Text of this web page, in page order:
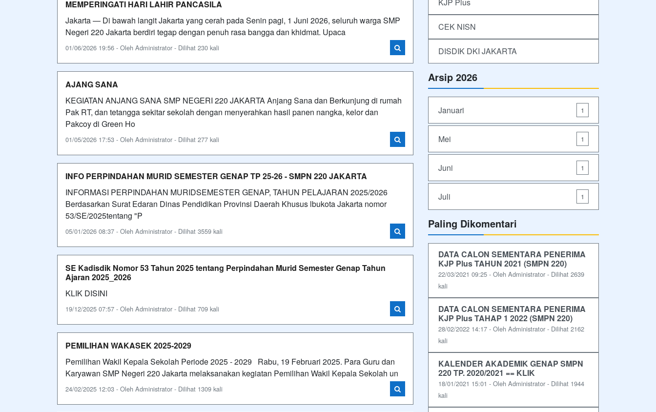
MEMPERINGATI HARI LAHIR PANCASILA
Jakarta — Di bawah langit Jakarta yang cerah pada Senin pagi, 1 Juni 2026, seluruh warga SMP
Negeri 220 Jakarta berdiri tegap dengan penuh rasa bangga dan khidmat. Upaca
01/06/2026 19:56 - Oleh Administrator - Dilihat 230 kali
AJANG SANA
KEGIATAN ANJANG SANA SMP NEGERI 220 JAKARTA Anjang Sana dan Berkunjung di rumah
Pak RT, dan tetangga sekitar sekolah dengan menyerahkan hasil panen nangka, kelor dan
Pakcoy di Green Ho
01/05/2026 17:53 - Oleh Administrator - Dilihat 277 kali
INFO PERPINDAHAN MURID SEMESTER GENAP TP 25-26 - SMPN 220 JAKARTA
INFORMASI PERPINDAHAN MURIDSEMESTER GENAP, TAHUN PELAJARAN 2025/2026
Berdasarkan Surat Edaran Dinas Pendidikan Provinsi Daerah Khusus lbukota Jakarta nomor
53/SE/2025tentang "P
05/01/2026 08:37 - Oleh Administrator - Dilihat 3559 kali
SE Kadisdik Nomor 53 Tahun 2025 tentang Perpindahan Murid Semester Genap Tahun
Ajaran 2025_2026
KLIK DISINI
19/12/2025 07:57 - Oleh Administrator - Dilihat 709 kali
PEMILIHAN WAKASEK 2025-2029
Pemilihan Wakil Kepala Sekolah Periode 2025 - 2029 Rabu, 19 Februari 2025. Para Guru dan
Karyawan SMP Negeri 220 Jakarta melaksanakan kegiatan Pemilihan Wakil Kepala Sekolah un
24/02/2025 12:03 - Oleh Administrator - Dilihat 1309 kali
KJP Plus
CEK NISN
DISDIK DKI JAKARTA
Arsip 2026
Januari 1
Mei 1
Juni 1
Juli 1
Paling Dikomentari
DATA CALON SEMENTARA PENERIMA
KJP Plus TAHUN 2021 (SMPN 220)
22/03/2021 09:25 - Oleh Administrator - Dilihat 2639
kali
DATA CALON SEMENTARA PENERIMA
KJP Plus TAHAP 1 2022 (SMPN 220)
28/02/2022 14:17 - Oleh Administrator - Dilihat 2162
kali
KALENDER AKADEMIK GENAP SMPN
220 TP. 2020/2021 == KLIK
18/01/2021 15:01 - Oleh Administrator - Dilihat 1944
kali